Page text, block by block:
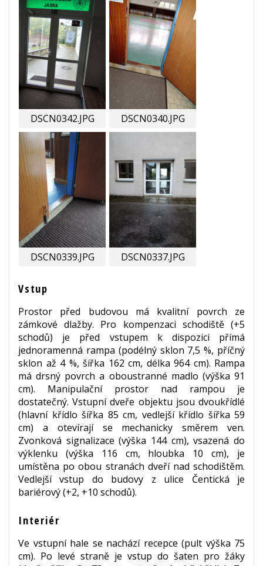
DSCN0342.JPG DSCN0340.JPG
DSCN0339.JPG DSCN0337.JPG
Vstup
Prostor před budovou má kvalitní povrch ze
zámkové dlažby. Pro kompenzaci schodiště (+5
schodů) je před vstupem k dispozici přímá
jednoramenná rampa (podélný sklon 7,5 %, příčný
sklon až 4 %, šířka 162 cm, délka 964 cm). Rampa
má drsný povrch a oboustranné madlo (výška 91
cm). Manipulační prostor nad rampou je
dostatečný. Vstupní dveře objektu jsou dvoukřídlé
(hlavní křídlo šířka 85 cm, vedlejší křídlo šířka 59
cm) a otevírají se mechanicky směrem ven.
Zvonková signalizace (výška 144 cm), vsazená do
výklenku (výška 116 cm, hloubka 10 cm), je
umístěna po obou stranách dveří nad schodištěm.
Vedlejší vstup do budovy z ulice Čentická je
bariérový (+2, +10 schodů).
Interiér
Ve vstupní hale se nachází recepce (pult výška 75
cm). Po levé straně je vstup do šaten pro žáky